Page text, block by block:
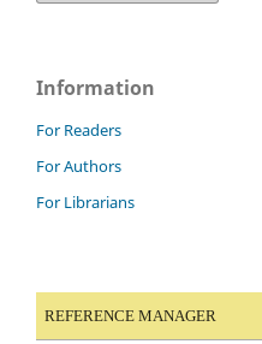
Information
For Readers
For Authors
For Librarians
REFERENCE MANAGER